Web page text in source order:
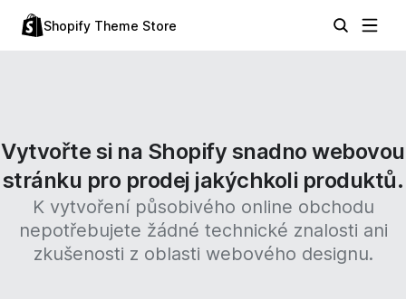
Shopify Theme Store
Vytvořte si na Shopify snadno webovou
stránku pro prodej jakýchkoli produktů.
K vytvoření působivého online obchodu
nepotřebujete žádné technické znalosti ani
zkušenosti z oblasti webového designu.